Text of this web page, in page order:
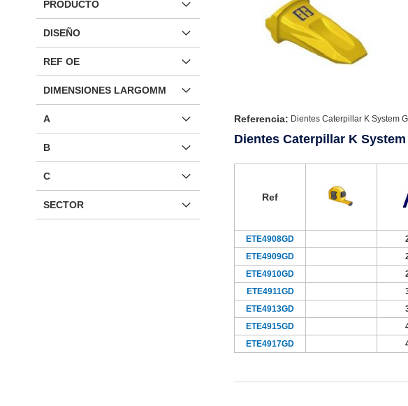
Referencia: Dientes Caterpillar K System
Dientes Caterpillar K
Ref
ETE4908GD
ETE4909GD
ETE4910GD
ETE4911GD
ETE4913GD
ETE4915GD
ETE4917GD
PRODUCTO
DISEÑO
REF OE
DIMENSIONES LARGOMM
A
B
C
SECTOR